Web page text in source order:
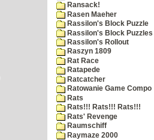
Ransack!
Rasen Maeher
Rassilon's Block Puzzle
Rassilon's Block Puzzles
Rassilon's Rollout
Raszyn 1809
Rat Race
Ratapede
Ratcatcher
Ratowanie Game Compo
Rats
Rats!!! Rats!!! Rats!!!
Rats' Revenge
Raumschiff
Raymaze 2000